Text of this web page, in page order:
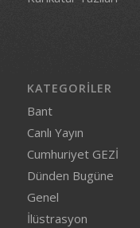
KATEGORILER
Bant
Canlı Yayın
Cumhuriyet GEZİ
Dünden Bugüne
Genel
İlüstrasyon